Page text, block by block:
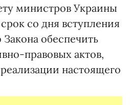
министров Украины
со дня вступления
обеспечить
правовых актов,
настоящего